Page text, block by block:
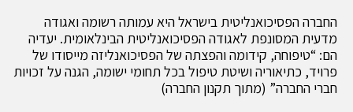
החברה הפסיכואנליטית בישראל היא עמותה רשומה ואגודה
מדעית המסונפת לאגודה הפסיכואנליטית הבינלאומית. יעדיה
הם: “טיפוחה, קידומה והפצתה של הפסיכואנליזה מייסודו של
פרויד, כתיאוריה ושיטת טיפול בכל תחומי ישומה, הגנה על זכויות
חברי החברה” (מתוך תקנון החברה)